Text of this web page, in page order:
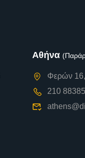
Αθήνα
Φερών
210